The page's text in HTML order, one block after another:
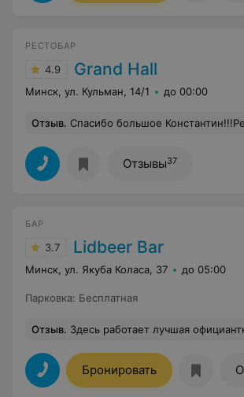
РЕСТОБАР
4.9 Grand Hall
Минск, ул. Кульман, 14/1 до 00:00
Отзыв. Спасибо большое Константин!!!Ресторан посещаем уже не в первый раз, как
Отзывы37
БАР
3.7 Lidbeer Bar
Минск, ул. Якуба Коласа, 37 до 05:00
Парковка: Бесплатная
Отзыв. Здесь работает лучшая официантка
Бронировать